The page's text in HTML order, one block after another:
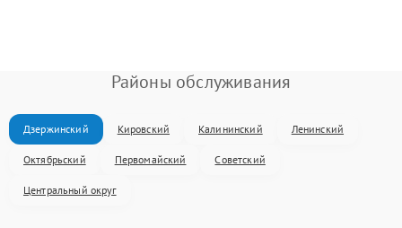
Районы обслуживания
Дзержинский Кировский Калининский Ленинский
Октябрьский Первомайский Советский
Центральный округ